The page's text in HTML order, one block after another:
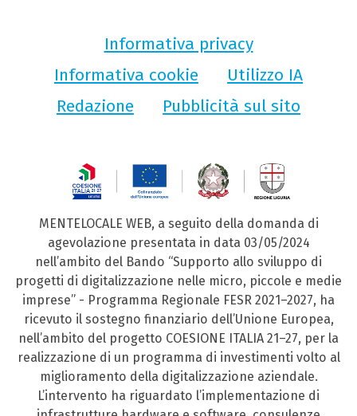
Informativa privacy
Informativa cookie
Utilizzo IA
Redazione
Pubblicità sul sito
MENTELOCALE WEB, a seguito della domanda di
agevolazione presentata in data 03/05/2024
nell’ambito del Bando “Supporto allo sviluppo di
progetti di digitalizzazione nelle micro, piccole e medie
imprese” - Programma Regionale FESR 2021–2027, ha
ricevuto il sostegno finanziario dell’Unione Europea,
nell’ambito del progetto COESIONE ITALIA 21–27, per la
realizzazione di un programma di investimenti volto al
miglioramento della digitalizzazione aziendale.
L’intervento ha riguardato l’implementazione di